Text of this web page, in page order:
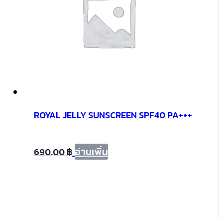
ROYAL JELLY SUNSCREEN SPF40 PA+++
690.00฿ อ่านเพิ่ม